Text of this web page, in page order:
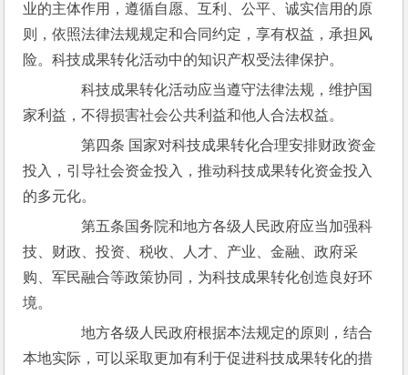
业的主体作用，遵循自愿、互利、公平、诚实信用的原
则，依照法律法规规定和合同约定，享有权益，承担风
险。科技成果转化活动中的知识产权受法律保护。
科技成果转化活动应当遵守法律法规，维护国
家利益，不得损害社会公共利益和他人合法权益。
第四条 国家对科技成果转化合理安排财政资金
投入，引导社会资金投入，推动科技成果转化资金投入
的多元化。
第五条国务院和地方各级人民政府应当加强科
技、财政、投资、税收、人才、产业、金融、政府采
购、军民融合等政策协同，为科技成果转化创造良好环
境。
地方各级人民政府根据本法规定的原则，结合
本地实际，可以采取更加有利于促进科技成果转化的措